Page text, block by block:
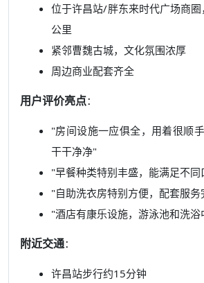
位于许昌站/胖东来时代广场商
公里
紧邻曹魏古城，文化氛围浓厚
周边商业配套齐全
用户评价亮点：
"房间设施一应俱全，用着很顺
干干净净"
"早餐种类特别丰盛，能满足不同
"自助洗衣房特别方便，配套服务
"酒店有康乐设施，游泳池和洗浴
附近交通：
许昌站步行约15分钟